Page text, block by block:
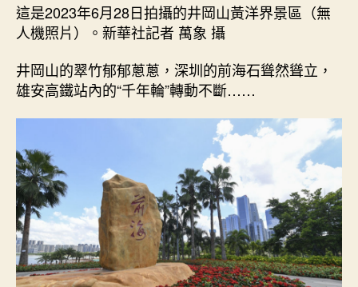
這是2023年6月28日拍攝的井岡山黃洋界景區（無
人機照片）。新華社記者 萬象 攝
井岡山的翠竹郁郁蔥蔥，深圳的前海石聳然聳立，
雄安高鐵站內的“千年輪”轉動不斷……